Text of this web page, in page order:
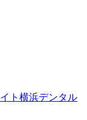
ト横浜デンタル